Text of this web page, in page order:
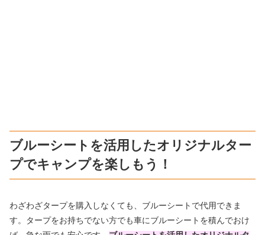
ブルーシートを活用したオリジナルター
プでキャンプを楽しもう！
わざわざタープを購入しなくても、ブルーシートで代用できま
す。タープをお持ちでない方でも車にブルーシートを積んでおけ